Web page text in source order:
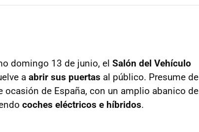
domingo 13 de junio, el Salón del Vehículo
a abrir sus puertas al público. Presume de
de España, con un amplio abanico de
coches eléctricos e híbridos.